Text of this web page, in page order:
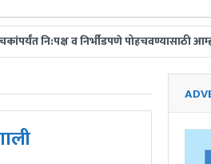
व निर्भीडपणे पोहचवण्यासाठी